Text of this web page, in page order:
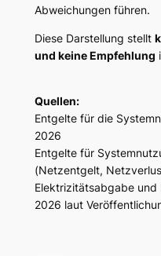
Abweichungen führen.
Diese Darstellung stellt
und keine Empfehlung
Quellen:
Entgelte für die
2026
Entgelte für
(Netzentgelt,
Elektrizitätsabgabe und
2026 laut